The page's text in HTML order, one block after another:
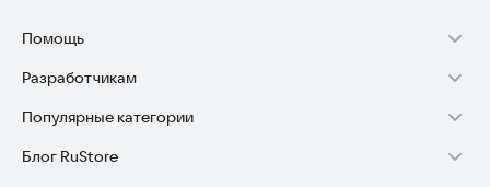
Помощь
Установка RuStore на TV
Установка RuStore на телефон
Установка RuStore в машину
Разработчикам
Зарабатывать с RuStore
Стать разработчиком
Популярные категории
Игры для Android
Блог RuStore